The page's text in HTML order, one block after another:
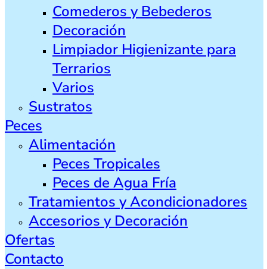
Comederos y Bebederos
Decoración
Limpiador Higienizante para
Terrarios
Varios
Sustratos
Peces
Alimentación
Peces Tropicales
Peces de Agua Fría
Tratamientos y Acondicionadores
Accesorios y Decoración
Ofertas
Contacto